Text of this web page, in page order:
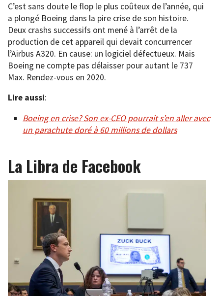
C’est sans doute le flop le plus coûteux de l’année, qui
a plongé Boeing dans la pire crise de son histoire.
Deux crashs successifs ont mené à l’arrêt de la
production de cet appareil qui devait concurrencer
l’Airbus A320. En cause: un logiciel défectueux. Mais
Boeing ne compte pas délaisser pour autant le 737
Max. Rendez-vous en 2020.
Lire aussi:
Boeing en crise? Son ex-CEO pourrait s’en aller avec
un parachute doré à 60 millions de dollars
La Libra de Facebook